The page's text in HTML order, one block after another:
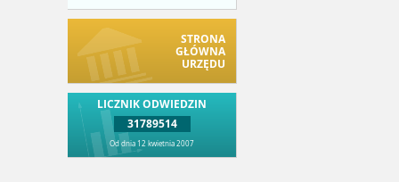
STRONA
GŁÓWNA
URZĘDU
LICZNIK ODWIEDZIN
31789514
Od dnia 12 kwietnia 2007